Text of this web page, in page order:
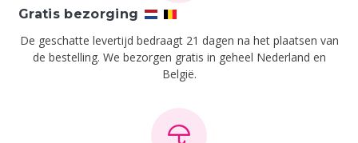
Gratis bezorging
De geschatte levertijd bedraagt 21 dagen na het plaatsen van
de bestelling. We bezorgen gratis in geheel Nederland en
België.